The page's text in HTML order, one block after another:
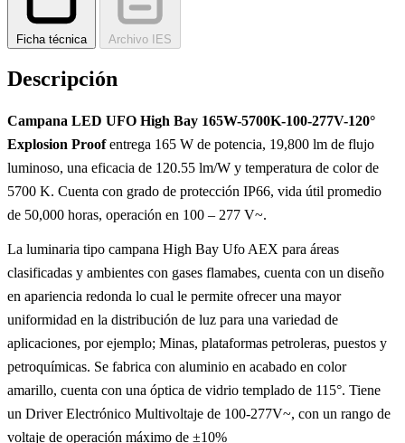
Ficha técnica Archivo IES
Descripción
Campana LED UFO High Bay 165W-5700K-100-277V-120°
Explosion Proofentrega 165 W de potencia, 19,800 lm de flujo
luminoso, una eficacia de 120.55 lm/W y temperatura de color de
5700 K. Cuenta con grado de protección IP66, vida útil promedio
de 50,000 horas, operación en 100 – 277 V~.
La luminaria tipo campana High Bay Ufo AEX para áreas
clasificadas y ambientes con gases flamabes, cuenta con un diseño
en apariencia redonda lo cual le permite ofrecer una mayor
uniformidad en la distribución de luz para una variedad de
aplicaciones, por ejemplo; Minas, plataformas petroleras, puestos y
petroquímicas. Se fabrica con aluminio en acabado en color
amarillo, cuenta con una óptica de vidrio templado de 115°. Tiene
un Driver Electrónico Multivoltaje de 100-277V~, con un rango de
voltaje de operación máximo de ±10%